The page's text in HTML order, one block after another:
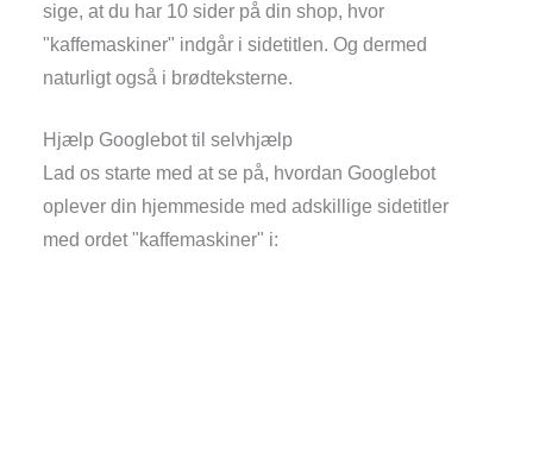
sige, at du har 10 sider på din shop, hvor
"kaffemaskiner" indgår i sidetitlen. Og dermed
naturligt også i brødteksterne.
Hjælp Googlebot til selvhjælp
Lad os starte med at se på, hvordan Googlebot
oplever din hjemmeside med adskillige sidetitler
med ordet "kaffemaskiner" i: